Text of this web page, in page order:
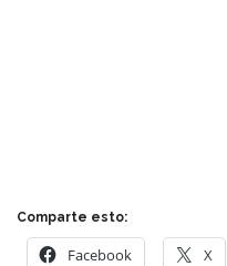
Comparte esto:
Facebook X